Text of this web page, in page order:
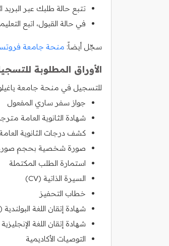
تتبع حالة طلبك عبر البريد
في حالة القبول، اتبع
سجّل أيضاً: منحة جامعة
الأوراق المطلوبة
للتسجيل في منحة جامعة
جواز سفر ساري المفعول
شهادة الثانوية العامة
كشف درجات الثانوية
صورة شخصية بحجم صورة
استمارة الطلب المكتملة
السيرة الذاتية (CV)
خطاب التحفيز
شهادة إتقان اللغة
شهادة إتقان اللغة
التوصيات الأكاديمية